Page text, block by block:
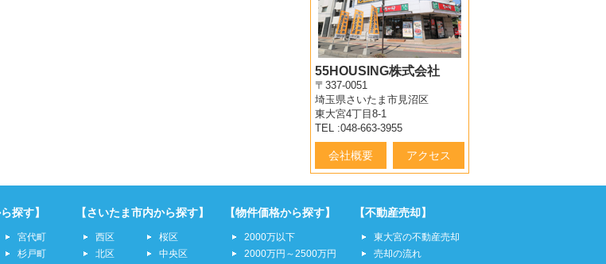
55HOUSING株式会社
〒337-0051
埼玉県さいたま市見沼区
東大宮4丁目8-1
TEL :048-663-3955
会社概要 アクセス
探す】
宮代町
杉戸町
【さいたま市内から探す】
西区
北区
桜区
中央区
【物件価格から探す】
2000万以下
2000万円～2500万円
【不動産売却】
東大宮の不動産売却
売却の流れ